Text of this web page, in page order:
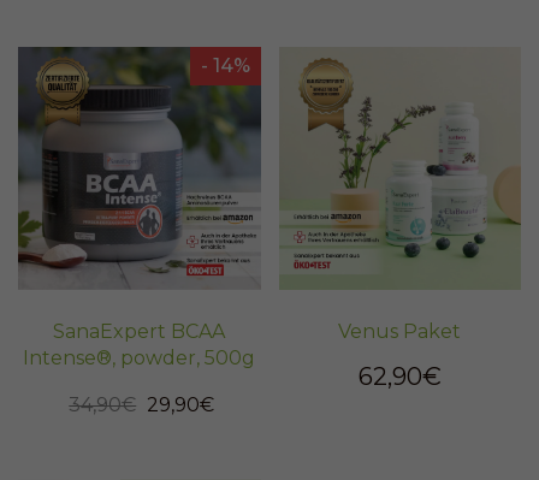
- 14%
SanaExpert BCAA
Intense®, powder, 500g
34,90€ 29,90€
Venus Paket
62,90€